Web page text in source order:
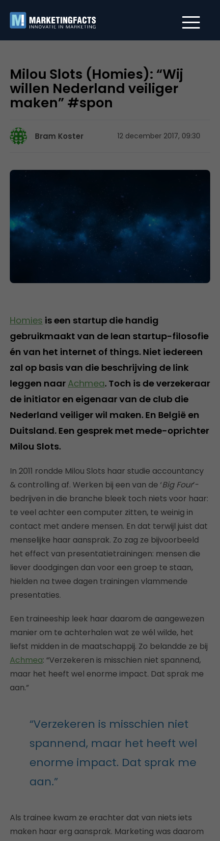
Milou Slots (Homies): “Wij
willen Nederland veiliger
maken” #spon
Bram Koster 12 december 2017, 09:30
Homies is een startup die handig
gebruikmaakt van de lean startup-filosofie
én van het internet of things. Niet iedereen
zal op basis van die beschrijving de link
leggen naar Achmea. Toch is de verzekeraar
de initiator en eigenaar van de club die
Nederland veiliger wil maken. En België en
Duitsland. Een gesprek met mede-oprichter
Milou Slots.
In 2011 rondde Milou Slots haar studie accountancy
& controlling af. Werken bij een van de ‘Big Four’-
bedrijven in die branche bleek toch niets voor haar:
te veel achter een computer zitten, te weinig in
contact met andere mensen. En dat terwijl juist dat
menselijke haar aansprak. Zo zag ze bijvoorbeeld
het effect van presentatietrainingen: mensen die
liever doodgingen dan voor een groep te staan,
hielden na twee dagen trainingen vlammende
presentaties.
Een traineeship leek haar daarom de aangewezen
manier om te achterhalen wat ze wél wilde, het
liefst midden in de maatschappij. Zo belandde ze bij
Achmea: “Verzekeren is misschien niet spannend,
maar het heeft wel enorme impact. Dat sprak me
aan.”
“Verzekeren is misschien niet
spannend, maar het heeft wel
enorme impact. Dat sprak me
aan.”
Als trainee kwam ze erachter dat van niets iets
maken haar erg aansprak. Marketing was daarom